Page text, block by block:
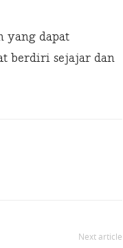
yang dapat
berdiri sejajar dan
Next article